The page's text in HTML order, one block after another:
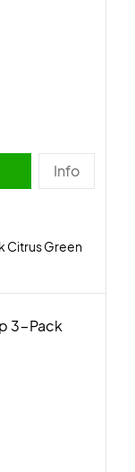
Info
Citrus Green